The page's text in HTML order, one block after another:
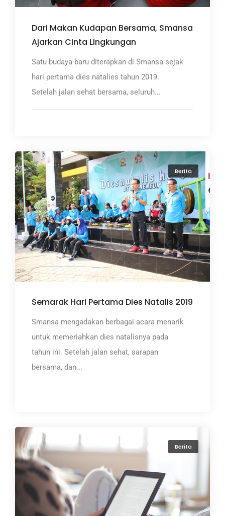
Dari Makan Kudapan Bersama, Smansa
Ajarkan Cinta Lingkungan
Satu budaya baru diterapkan di Smansa sejak
hari pertama dies natalies tahun 2019.
Setelah jalan sehat bersama, seluruh...
Berita
Semarak Hari Pertama Dies Natalis 2019
Smansa mengadakan berbagai acara menarik
untuk memeriahkan dies natalisnya pada
tahun ini. Setelah jalan sehat, sarapan
bersama, dan...
Berita